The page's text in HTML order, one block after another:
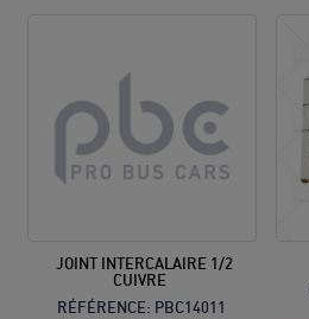
JOINT INTERCALAIRE 1/2
CUIVRE
RÉFÉRENCE: PBC14011